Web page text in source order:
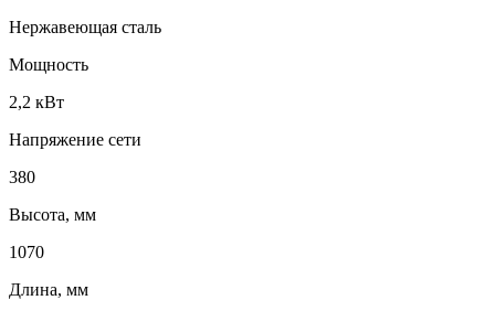
Нержавеющая сталь
Мощность
2,2 кВт
Напряжение сети
380
Высота, мм
1070
Длина, мм